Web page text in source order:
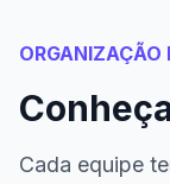
ORGANIZAÇÃO
Cada equipe